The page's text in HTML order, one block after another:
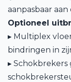
aanpasbaar
Optioneel
▸ Multiplex
bindringen in
▸